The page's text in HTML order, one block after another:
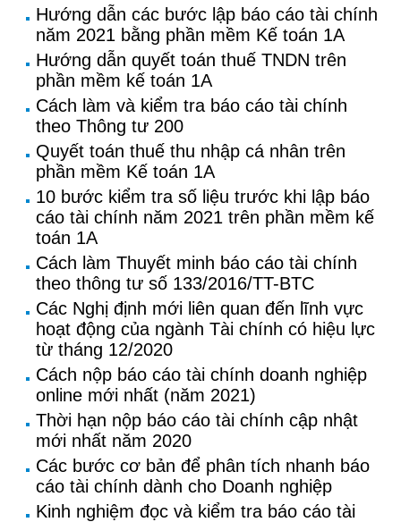
Hướng dẫn các bước lập báo cáo tài chính
năm 2021 bằng phần mềm Kế toán 1A
Hướng dẫn quyết toán thuế TNDN trên
phần mềm kế toán 1A
Cách làm và kiểm tra báo cáo tài chính
theo Thông tư 200
Quyết toán thuế thu nhập cá nhân trên
phần mềm Kế toán 1A
10 bước kiểm tra số liệu trước khi lập báo
cáo tài chính năm 2021 trên phần mềm kế
toán 1A
Cách làm Thuyết minh báo cáo tài chính
theo thông tư số 133/2016/TT-BTC
Các Nghị định mới liên quan đến lĩnh vực
hoạt động của ngành Tài chính có hiệu lực
từ tháng 12/2020
Cách nộp báo cáo tài chính doanh nghiệp
online mới nhất (năm 2021)
Thời hạn nộp báo cáo tài chính cập nhật
mới nhất năm 2020
Các bước cơ bản để phân tích nhanh báo
cáo tài chính dành cho Doanh nghiệp
Kinh nghiệm đọc và kiểm tra báo cáo tài